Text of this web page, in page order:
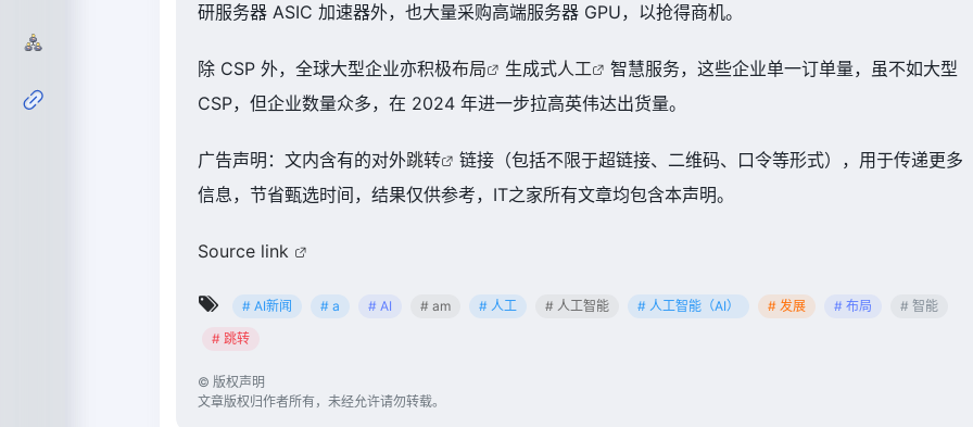
研服务器 ASIC 加速器外，也大量采购高端服务器 GPU，以抢得商机。
除 CSP 外，全球大型企业亦积极布局 生成式人工
智慧服务，这些企业单一订单量，虽不如大型
CSP，但企业数量众多，在 2024 年进一步拉高英伟达出货量。
广告声明：文内含有的对外跳转
链接（包括不限于超链接、二维码、口令等形式），用于传递更多
信息，节省甄选时间，结果仅供参考，IT之家所有文章均包含本声明。
Source link
# AI新闻 # a # AI # am # 人工 # 人工智能 # 人工智能（AI） # 发展 # 布局
# 智能
# 跳转
© 版权声明
文章版权归作者所有，未经允许请勿转载。